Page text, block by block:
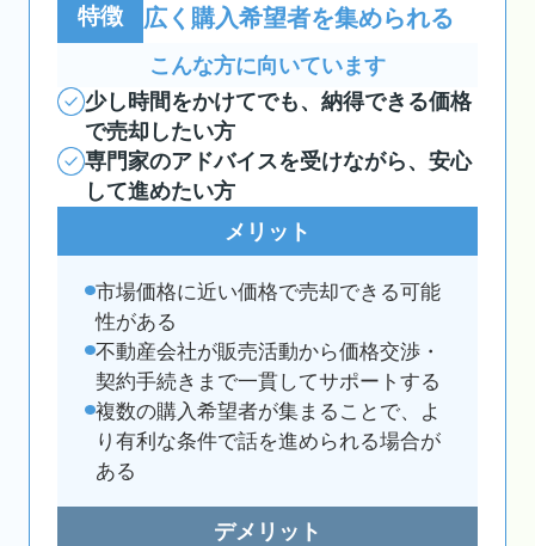
特徴
広く購入希望者を集められる
こんな方に向いています
少し時間をかけてでも、納得できる価格
で売却したい方
専門家のアドバイスを受けながら、安心
して進めたい方
メリット
市場価格に近い価格で売却できる可能
性がある
不動産会社が販売活動から価格交渉・
契約手続きまで一貫してサポートする
複数の購入希望者が集まることで、よ
り有利な条件で話を進められる場合が
ある
デメリット